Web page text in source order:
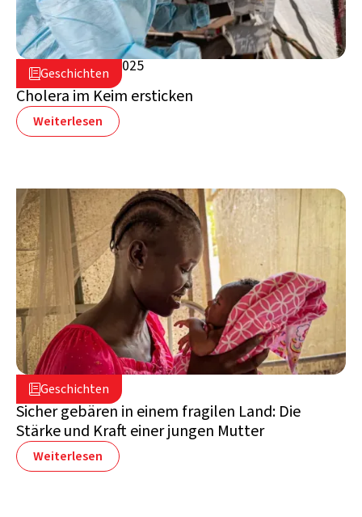
Geschichten
10. November 2025
Südsudan
Cholera im Keim ersticken
Weiterlesen
Geschichten
8. Mai 2025
Südsudan
Sicher gebären in einem fragilen Land: Die
Stärke und Kraft einer jungen Mutter
Weiterlesen